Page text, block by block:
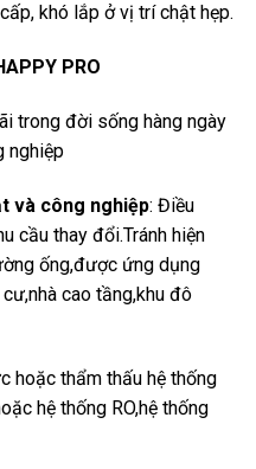
khó lắp ở vị trí chật hẹp.
PRO
trong đời sống hàng ngày
nghiệp
và công nghiệp: Điều
cầu thay đổi.Tránh hiện
ống,được ứng dụng
cao tầng,khu đô
hoặc thẩm thấu hệ thống
hệ thống RO,hệ thống